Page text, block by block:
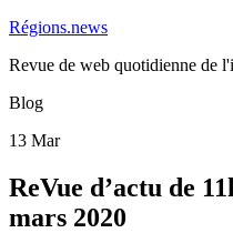
Régions.news
Revue de web quotidienne de
Blog
13 Mar
ReVue d’actu de
mars 2020